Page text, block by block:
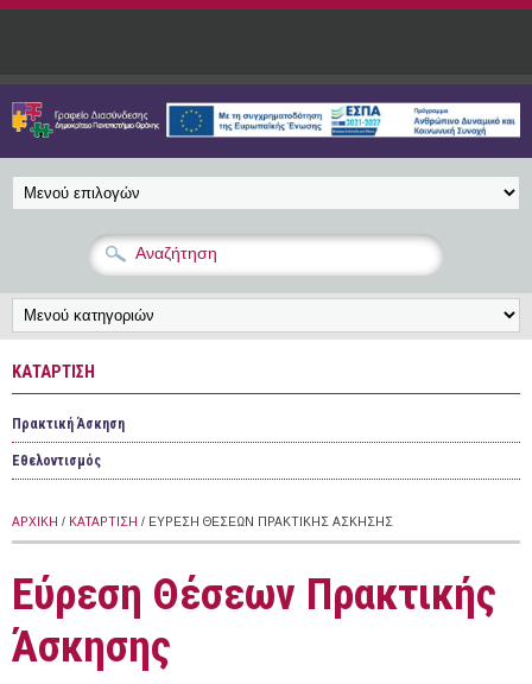
Παράκαμψη προς το κυρίως περιεχόμενο
ΚΑΤΆΡΤΙΣΗ
Πρακτική Άσκηση
Εθελοντισμός
ΑΡΧΙΚΉ / ΚΑΤΆΡΤΙΣΗ / ΕΎΡΕΣΗ ΘΈΣΕΩΝ ΠΡΑΚΤΙΚΉΣ ΆΣΚΗΣΗΣ
Εύρεση Θέσεων Πρακτικής
Άσκησης